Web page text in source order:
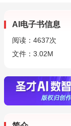
AI电子书信息
阅读： 4637次
文件：3.02M